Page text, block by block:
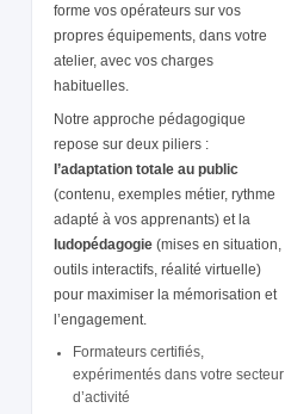
forme vos opérateurs sur vos
propres équipements, dans votre
atelier, avec vos charges
habituelles.
Notre approche pédagogique
repose sur deux piliers :
l’adaptation totale au public
(contenu, exemples métier, rythme
adapté à vos apprenants) et la
ludopédagogie (mises en situation,
outils interactifs, réalité virtuelle)
pour maximiser la mémorisation et
l’engagement.
Formateurs certifiés,
expérimentés dans votre secteur
d’activité